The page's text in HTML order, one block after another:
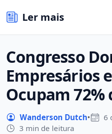
Ler mais
Congresso
Empresários
Ocupam 72%
Wanderson Dutch• 6
3 min de leitura